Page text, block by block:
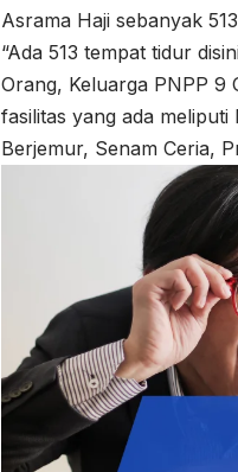
Asrama Haji sebanyak
“Ada 513 tempat tidur
Orang, Keluarga PNPP 9
fasilitas yang ada
Berjemur, Senam Ceria,